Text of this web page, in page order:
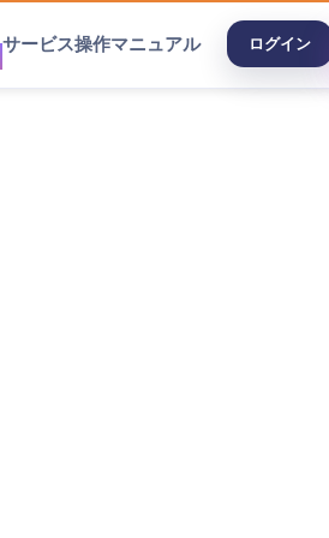
サービス操作マニュアル ログイン